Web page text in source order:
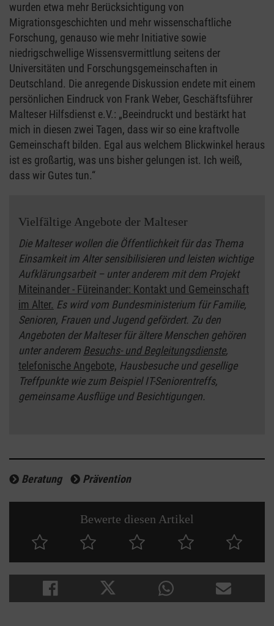
wurden etwa mehr Berücksichtigung von
Migrationsgeschichten und mehr wissenschaftliche
Forschung, genauso wie mehr Initiative sowie
niedrigschwellige Wissensvermittlung seitens der
Universitäten und Forschungsgemeinschaften in
Deutschland. Die anregende Diskussion endete mit einem
persönlichen Eindruck von Frank Weber, Geschäftsführer
Malteser Hilfsdienst e.V.: „Beeindruckt und bestärkt hat
mich in diesen zwei Tagen, dass wir so eine kraftvolle
Gemeinschaft bilden. Egal aus welchem Blickwinkel heraus
ist es großartig, was uns bisher gelungen ist. Ich weiß,
dass wir Gutes tun.“
Vielfältige Angebote der Malteser
Die Malteser wollen die Öffentlichkeit für das Thema
Einsamkeit im Alter sensibilisieren und leisten wichtige
Aufklärungsarbeit – unter anderem mit dem Projekt
Miteinander - Füreinander: Kontakt und Gemeinschaft
im Alter. Es wird vom Bundesministerium für Familie,
Senioren, Frauen und Jugend gefördert. Zu den
Angeboten der Malteser für ältere Menschen gehören
unter anderem Besuchs- und Begleitungsdienste,
telefonische Angebote, Hausbesuche und gesellige
Treffpunkte wie zum Beispiel IT-Seniorentreffs,
gemeinsame Ausflüge und Besichtigungen.
Beratung Prävention
Bewerte diesen Artikel